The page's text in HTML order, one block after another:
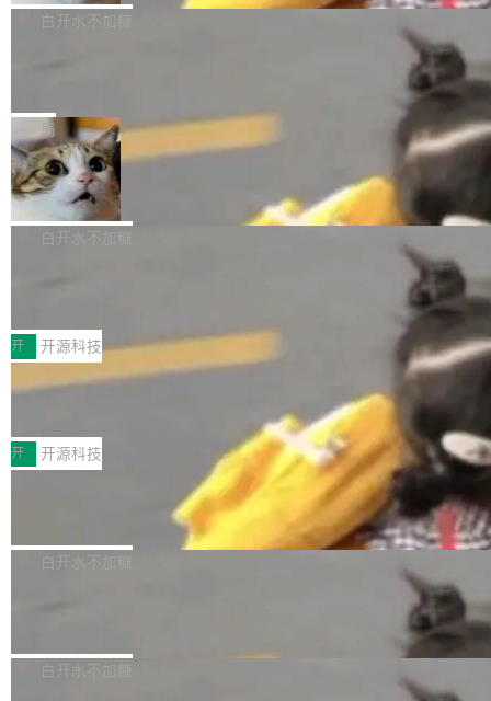
hwlib 硬件 API 库的一部分，命令行工具负责查
改进方向的研究。她是 Thinking Machines 过
一在人才争夺战中失血的公司。六月，Google
连失两员大将：Noam Shazeer 去了 Op...
新日志列出的 9.0 版本主要更新内容如下： 扩
er HE-AAC 960 解码 (DAB+) transpose_cuda
filter 添加 AMF Frame Rate Converter (vf_frc
_amf) filter SMPTE 2094-50 元数据支持和直
通 ProRes RAW VideoToolbox 硬件加速器 AP
V ...
白开水不加糖
Code 在 X 上发帖：「DeepSeek Flash did 8T
tokens on August 1st. 5T of free usage + 3T
on OpenCode Go.」79.8 万次浏览，连带着 #
DeepSeek一天消耗了8万亿# 上了微博热搜——
注意这是 OpenCode 一家的消耗。 OpenCode
不完。」5T 来自免费额度，3T 来自 Go...
局
NetBSD 11.0 正式发布
NetBSD 11.0 现已正式发布，这是 NetBSD 操
作系统的第十八个主要版本。 自 NetBSD 10.1
ve JH71XX 的设备，例如 VisionFive 2、PINE
64 STAR64，以及 QEMU。 增强了对 POSIX.1
-2024 和 C23 编程接口标准的兼容性。 compat
_linux(8) 增强了对 Linux 系统调用的支持，包
括 epoll（围绕 kqueue 实现）、POSIX 消息队
列、...
白开水不加糖
案
享会在上海举办。鸿蒙生态的全场景智慧营销平
台鲸鸿动能协同华为游戏中心，面向游戏行业开
发者及生态伙伴，系统呈现了平台在游戏领域的
完整能力版图——从IAP高价值用户的全周期经
营、到IAA游戏的“买变一体”正循环、再到联运与
广告协同的全链路经营闭环，以及面向全球市场
的出海增长布局。 华为终端云业务商业化销售负
责人在开场致辞中表示，游戏开发者的核心诉求
已不再是“多一个投放渠道”，而是一套能够持续
高质量游戏...
开 开源科技
技嘉X3D系列再添新成员 B850 AORU
面向AMD Ryzen X3D处理器玩家，技嘉X3D系
列主板阵容迎来新成员——B850 AORUS ELITE
X3D。作为面向主流高性能平台打造的全新主板
产品，B850 AORUS ELITE X3D延续技嘉在X3
D平台优化上的技术积累，旨在为游戏玩家带来
更稳定、更高效的装机选择。 B850 AORUS ELI
式2.0，可根据不同使用场景释放处理器潜力，
开 开源科技
Zadig v5.0 发布：AI 发布专员与 AI 审
我们团队这几天最大的卡点不是 AI 写得不够
好，是 AI 写得太好了。 好到审查排期从两天的
过 1528 名开发者，85% 说 AI 把瓶颈从写代码
白开水不加糖
数据库，有一个图形后端。作为一个原生的 Gra
白开水不加糖